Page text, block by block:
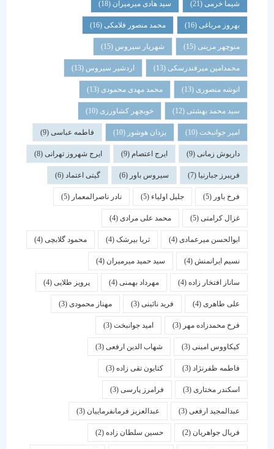
شیما خرمی(21) سید هادی میرمیران(18)
بهروز مرباغی (16) محمد منصور فلامکی (16)
منوچهر مزینی(15) شهریار سیروس(15)
محمدامین میرفندرسکی(13) اردشیر سیروس(13)
انوشه منصوری(13) محمد مهدی محمودی(13)
سید محمد بهشتی(12) خوبچهر کشاورزی(10)
امیر جوانبخت(10) یزدان هوشور(10) فاطمه عباسی(9)
داریوش زمانی(9) ایرج اعتصام(9) ایرج شهروز تهرانی(8)
فریبرز جبارنیا(7) سیروس باور(6) گیتی اعتماد(6)
فرخ باور(5) جلیل اولیاء(5) نادر ناصرالمعمار (5)
غزال کرامتی(5) محمد علی مرادی(4)
ابوالحسن میرعمادی(4) ثریا بیرشک(4) محمود گلابچی(4)
نسیم ایرانمنش(4) سید حمید میرمیران(4)
ساناز افتخار زاده(4) مهرداد بهمنی (4) پرویز طلایی(4)
علی طاهری(4) فرید نائینی(3) مهناز محمودی(3)
فرخ محمدزاده مهر(3) امید جوانبخت(3)
کیکاووس امینی(3) شهاب الدین ارفعی(3)
فاطمه ظفرنژاد(3) کتایون تقی زاده(3)
اسكندر مختاری (3) فرامرز پارسی(3)
عبدالمجید ارفعی(3) عبدالعزیز فرمانفرماییان(3)
فریال جواهریان(2) حسین سلطان زاده(2)